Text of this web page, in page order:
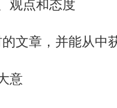
观点和态度
文章，并能从中
意